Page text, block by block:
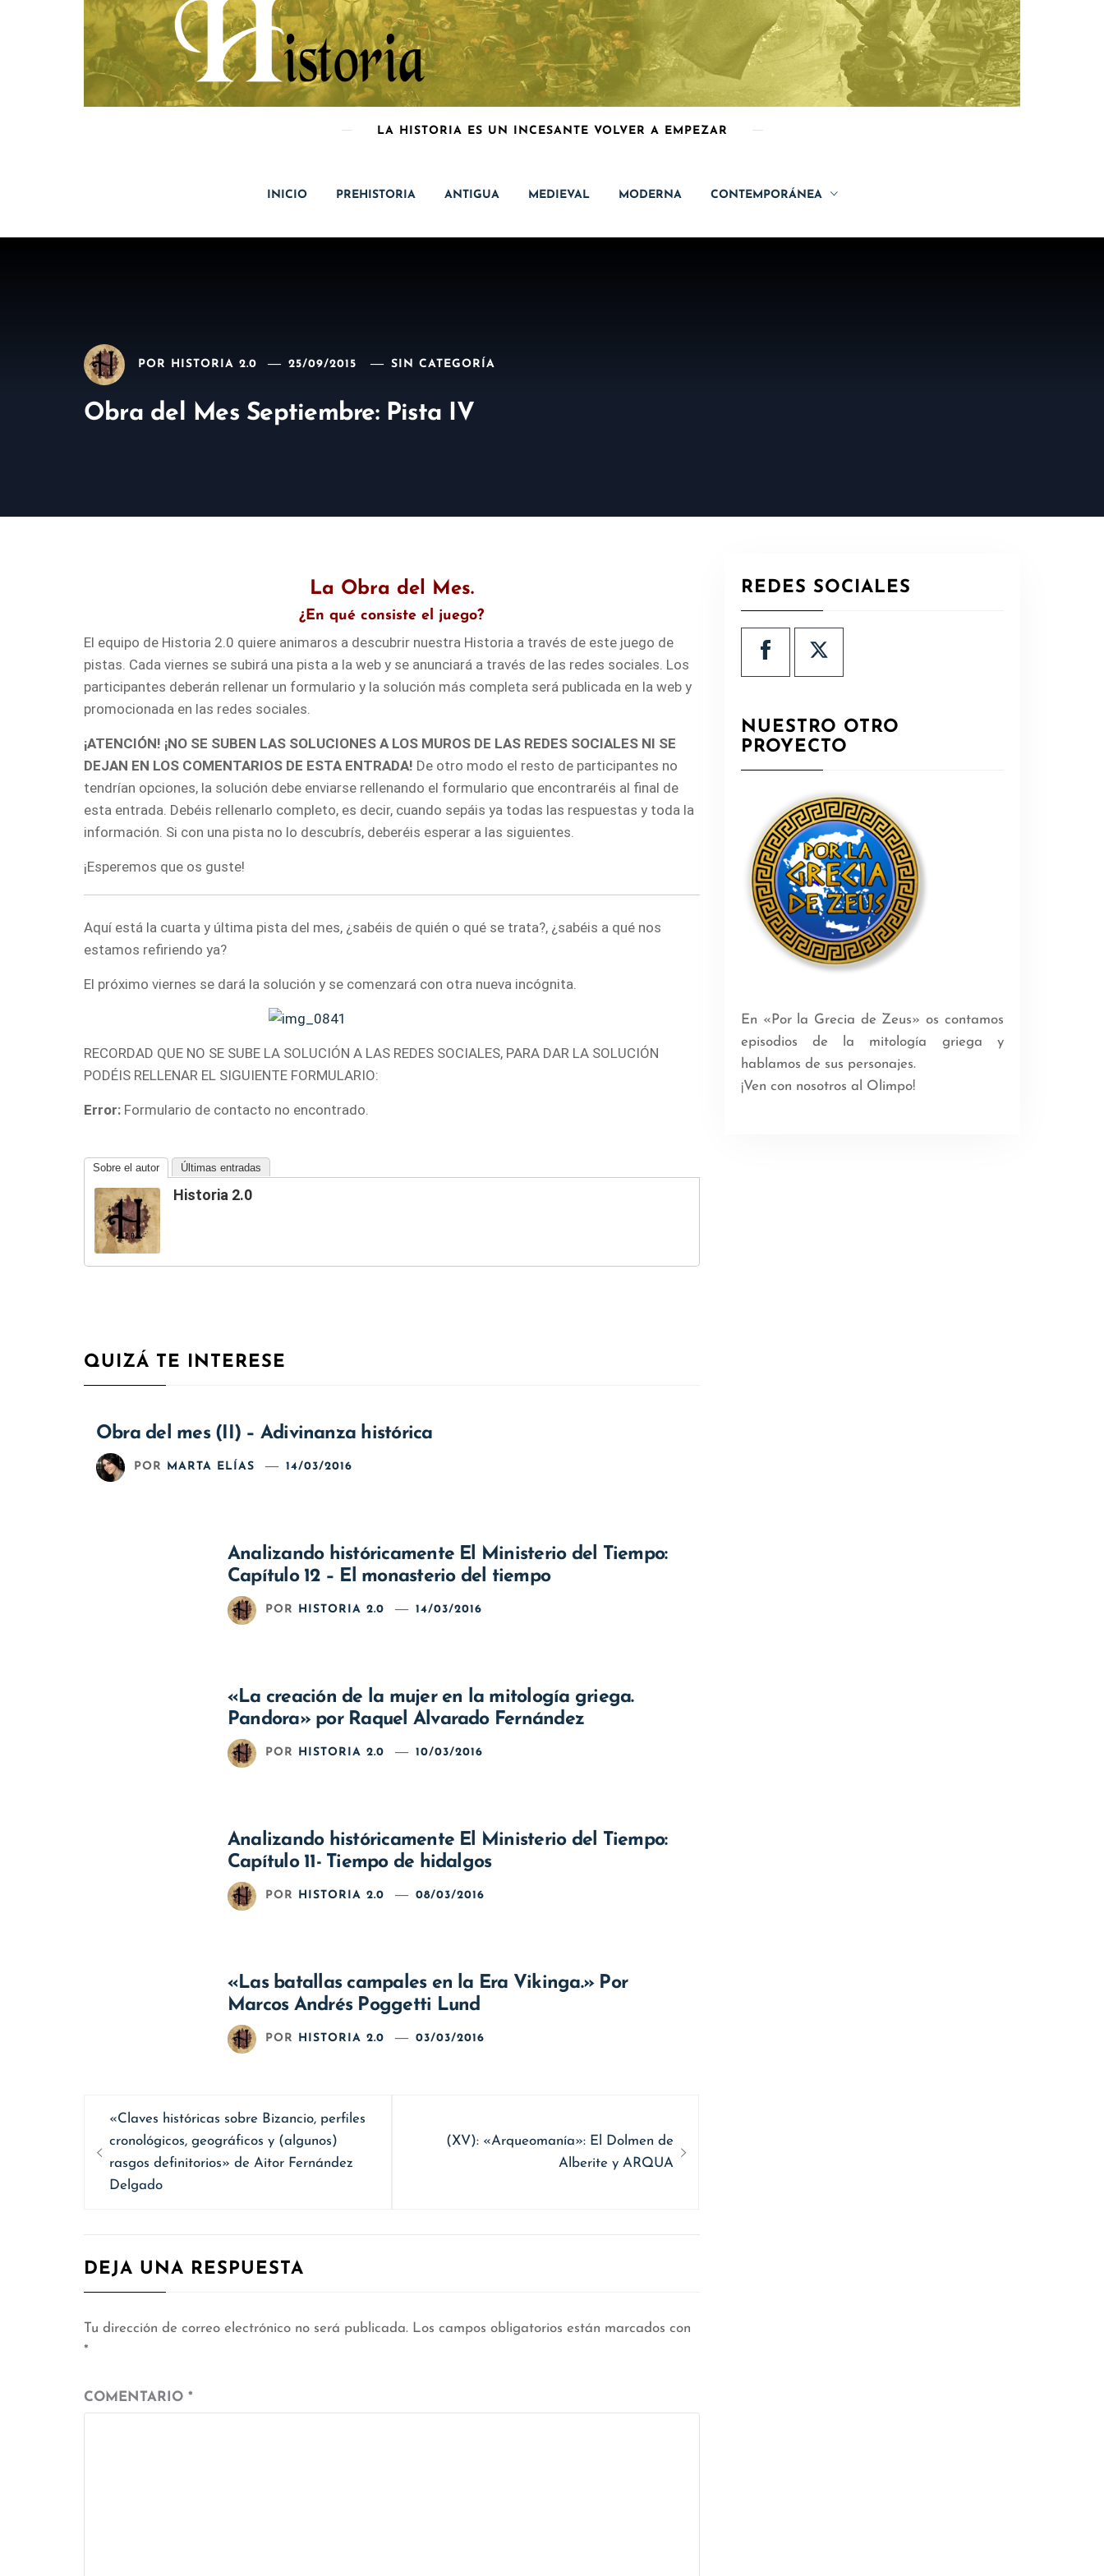
LA HISTORIA ES UN INCESANTE VOLVER A EMPEZAR
INICIO PREHISTORIA ANTIGUA MEDIEVAL MODERNA CONTEMPORÁNEA
POR HISTORIA 2.0 25/09/2015 SIN CATEGORÍA
Obra del Mes Septiembre: Pista IV
La Obra del Mes.
¿En qué consiste el juego?
El equipo de Historia 2.0 quiere animaros a descubrir nuestra Historia a través de este juego de
pistas. Cada viernes se subirá una pista a la web y se anunciará a través de las redes sociales. Los
participantes deberán rellenar un formulario y la solución más completa será publicada en la web y
promocionada en las redes sociales.
¡ATENCIÓN! ¡NO SE SUBEN LAS SOLUCIONES A LOS MUROS DE LAS REDES SOCIALES NI SE
DEJAN EN LOS COMENTARIOS DE ESTA ENTRADA! De otro modo el resto de participantes no
tendrían opciones, la solución debe enviarse rellenando el formulario que encontraréis al final de
esta entrada. Debéis rellenarlo completo, es decir, cuando sepáis ya todas las respuestas y toda la
información. Si con una pista no lo descubrís, deberéis esperar a las siguientes.
¡Esperemos que os guste!
Aquí está la cuarta y última pista del mes, ¿sabéis de quién o qué se trata?, ¿sabéis a qué nos
estamos refiriendo ya?
El próximo viernes se dará la solución y se comenzará con otra nueva incógnita.
RECORDAD QUE NO SE SUBE LA SOLUCIÓN A LAS REDES SOCIALES, PARA DAR LA SOLUCIÓN
PODÉIS RELLENAR EL SIGUIENTE FORMULARIO:
Error: Formulario de contacto no encontrado.
Sobre el autor Últimas entradas
Historia 2.0
QUIZÁ TE INTERESE
Obra del mes (II) – Adivinanza histórica
POR MARTA ELÍAS 14/03/2016
Analizando históricamente El Ministerio del Tiempo:
Capítulo 12 – El monasterio del tiempo
POR HISTORIA 2.0 14/03/2016
«La creación de la mujer en la mitología griega.
Pandora» por Raquel Alvarado Fernández
POR HISTORIA 2.0 10/03/2016
Analizando históricamente El Ministerio del Tiempo:
Capítulo 11- Tiempo de hidalgos
POR HISTORIA 2.0 08/03/2016
«Las batallas campales en la Era Vikinga.» Por
Marcos Andrés Poggetti Lund
POR HISTORIA 2.0 03/03/2016
Navegación
de
entradas
Entrada
anterior
«Claves históricas sobre Bizancio, perfiles
cronológicos, geográficos y (algunos)
rasgos definitorios» de Aitor Fernández
Delgado
Siguiente
(XV): «Arqueomanía»: El Dolmen de
Alberite y ARQUA
DEJA UNA RESPUESTA
Tu dirección de correo electrónico no será publicada. Los campos obligatorios están marcados con
*
COMENTARIO *
REDES SOCIALES
NUESTRO OTRO
PROYECTO
En «Por la Grecia de Zeus» os contamos
episodios de la mitología griega y
hablamos de sus personajes.
¡Ven con nosotros al Olimpo!